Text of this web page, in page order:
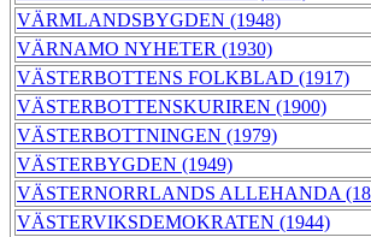
VÄRMLANDSBYGDEN (1948)
VÄRNAMO NYHETER (1930)
VÄSTERBOTTENS FOLKBLAD (1917)
VÄSTERBOTTENSKURIREN (1900)
VÄSTERBOTTNINGEN (1979)
VÄSTERBYGDEN (1949)
VÄSTERNORRLANDS ALLEHANDA
VÄSTERVIKSDEMOKRATEN (1944)